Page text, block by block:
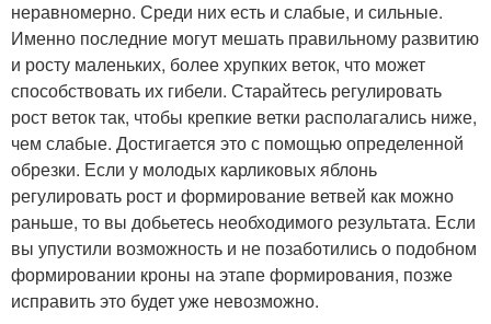
неравномерно. Среди них есть и слабые, и сильные.
Именно последние могут мешать правильному развитию
и росту маленьких, более хрупких веток, что может
способствовать их гибели. Старайтесь регулировать
рост веток так, чтобы крепкие ветки располагались ниже,
чем слабые. Достигается это с помощью определенной
обрезки. Если у молодых карликовых яблонь
регулировать рост и формирование ветвей как можно
раньше, то вы добьетесь необходимого результата. Если
вы упустили возможность и не позаботились о подобном
формировании кроны на этапе формирования, позже
исправить это будет уже невозможно.